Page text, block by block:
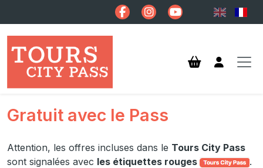
Aller au contenu principal
Gratuit avec le Pass
Attention, les offres incluses dans le Tours City Pass
sont signalées avec les étiquettes rouges
.